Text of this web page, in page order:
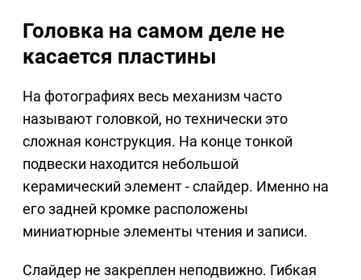
Головка на самом деле не
касается пластины
На фотографиях весь механизм часто
называют головкой, но технически это
сложная конструкция. На конце тонкой
подвески находится небольшой
керамический элемент - слайдер. Именно на
его задней кромке расположены
миниатюрные элементы чтения и записи.
Слайдер не закреплен неподвижно. Гибкая